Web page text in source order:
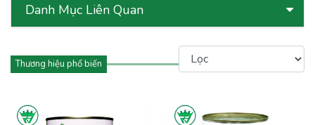
Danh Mục Liên Quan
Thương hiệu phổ biến